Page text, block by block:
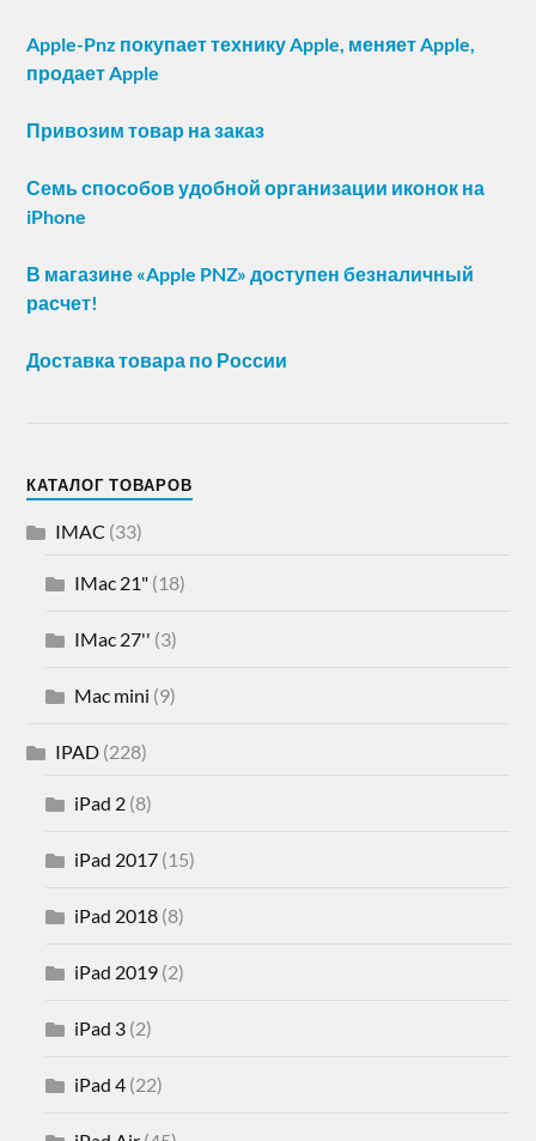
Apple-Pnz покупает технику Apple, меняет Apple,
продает Apple
Привозим товар на заказ
Семь способов удобной организации иконок на
iPhone
В магазине «Apple PNZ» доступен безналичный
расчет!
Доставка товара по России
КАТАЛОГ ТОВАРОВ
IMAC (33)
IMac 21" (18)
IMac 27'' (3)
Mac mini (9)
IPAD (228)
iPad 2 (8)
iPad 2017 (15)
iPad 2018 (8)
iPad 2019 (2)
iPad 3 (2)
iPad 4 (22)